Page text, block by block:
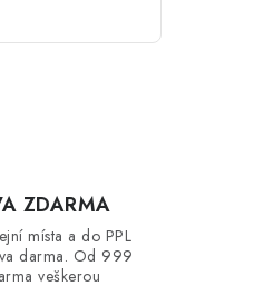
ZDARMA
místa a do PPL
darma. Od 999
veškerou